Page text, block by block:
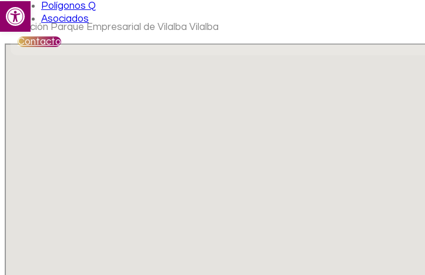
Abrir barra de herramientas
Polígonos Q
Asociados
Contacto
Ubicación Parque Empresarial de Vilalba Vilalba